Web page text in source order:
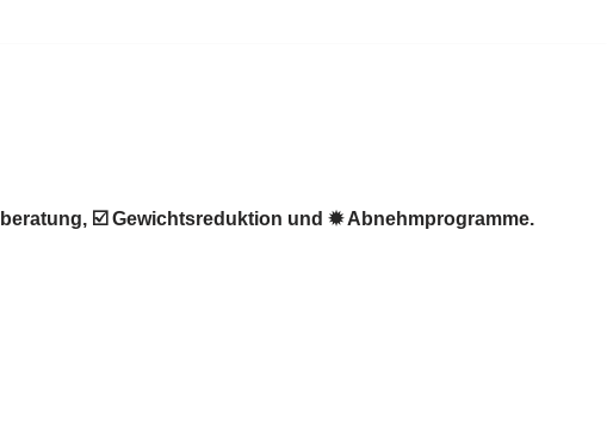
☑️ Gewichtsreduktion und ✹ Abnehmprogramme.